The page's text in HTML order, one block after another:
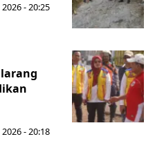
- 20:25
- 20:18